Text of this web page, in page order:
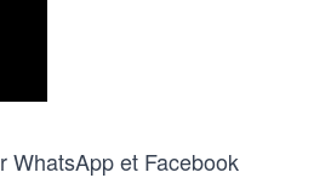
WhatsApp et Facebook